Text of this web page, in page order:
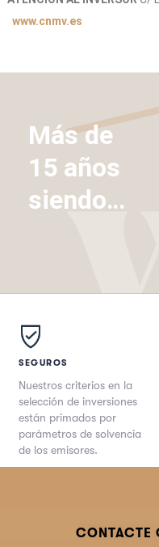
www.cnmv.es
Más de
15 años
siendo…
SEGUROS
Nuestros criterios en la
selección de inversiones
están primados por
parámetros de solvencia
de los emisores.
CONTACTE